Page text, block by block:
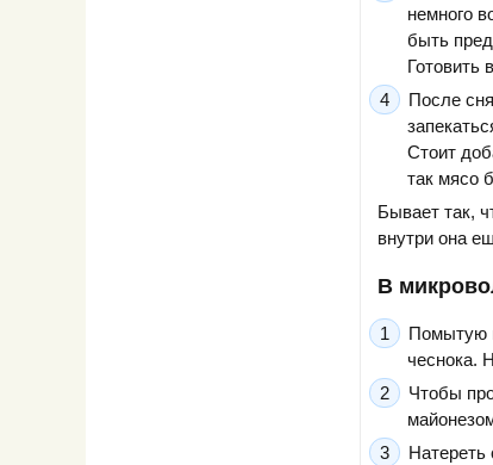
немного
быть
Готовить
После
Стоит
так мясо
Бывает так,
внутри она
В
Помытую
чеснока.
Чтобы
Натереть